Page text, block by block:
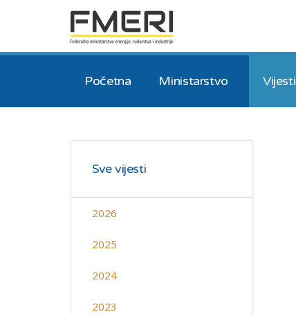
Početna Ministarstvo Vijesti
Sve vijesti
2026
2025
2024
2023